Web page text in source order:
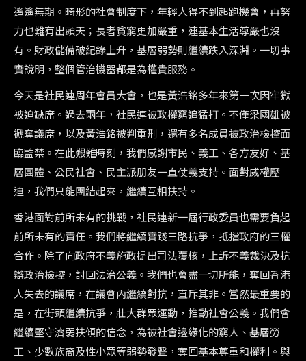
遙遙無期。畸形的社會制度下，年輕人得不到起跑機會，再努
力也難有出頭天；長者貧窮更加嚴重，連基本生活尊嚴也沒
有。財政儲備破紀錄上升，基層弱勢則繼續跌入深淵。一切事
實說明，整個管治機器都是為權貴服務。
今天是社民連周年會員大會，也是黃浩銘多年來第一次因牢獄
被迫缺席。過去兩年，社民連被政權窮追猛打。不僅梁國雄被
褫奪議席，以及黃浩銘被判重刑，還有多名成員被政治檢控面
臨監禁。在此艱難時刻，我們感謝市民、義工、各方友好、基
層團體、公民社會、民主派朋友一直仗義支持。面對威權壓
迫，我們只能團結起來，繼續互相扶持。
香港面對前所未有的挑戰，社民連新一屆行政委員也需要負起
前所未有的責任。我們將繼續實踐三路抗爭，抵擋政府的三權
合作。除了向政府不義施政提出司法覆核，上訴不義裁決及抗
辯政治檢控，討回法治公義。我們也會盡一切所能，奪回香港
人失去的議席，在議會內繼續對抗，直斥其非。當然最重要的
是，在街頭繼續抗爭，壯大群眾運動，推動社會公義。我們會
繼續堅守濟弱扶傾的信念，為被社會邊緣化的窮人、基層勞
工、少數族裔及性小眾等弱勢發聲，奪回基本尊重和權利。與